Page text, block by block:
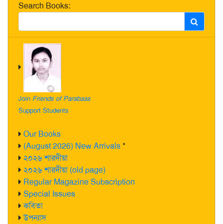
Search Books:
Join Friends of Parabaas
Support Students
Our Books
(August 2026) New Arrivals*
২০২৬ শারদীয়া
২০২৬ শারদীয়া (old page)
Regular Magazine Subscription
Special Issues
কবিতা
উপন্যাস